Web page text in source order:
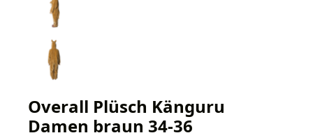
Overall Plüsch Känguru
Damen braun 34-36